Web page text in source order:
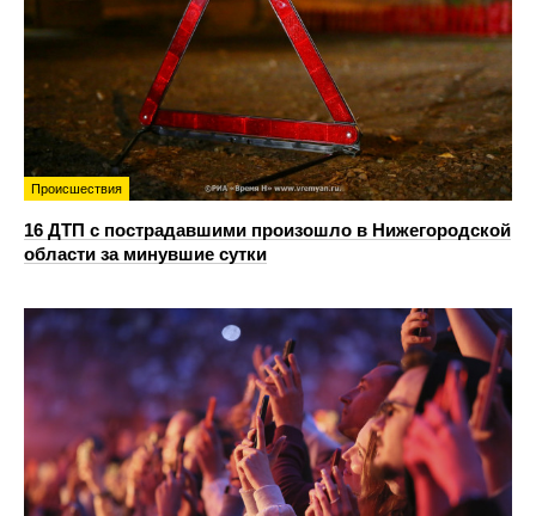
Происшествия
16 ДТП с пострадавшими произошло в Нижегородской
области за минувшие сутки